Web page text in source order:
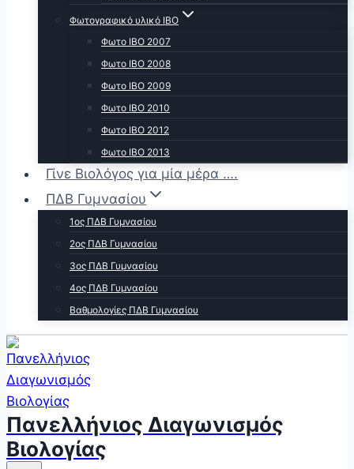
Φωτογραφικό υλικό ΙΒΟ
Φωτο ΙΒΟ 2007
Φωτο IBO 2008
Φωτο ΙΒΟ 2009
Φωτο ΙΒΟ 2010
Φωτο ΙΒΟ 2012
Φωτο ΙΒΟ 2013
Γίνε Βιολόγος για μία μέρα ….
ΠΔΒ Γυμνασίου
1ος ΠΔΒ Γυμνασίου
2ος ΠΔΒ Γυμνασίου
3ος ΠΔΒ Γυμνασίου
4ος ΠΔΒ Γυμνασίου
Βαθμολογίες ΠΔΒ Γυμνασίου
Πανελλήνιος Διαγωνισμός
Βιολογίας